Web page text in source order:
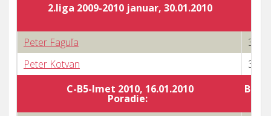
2.liga 2009-2010 januar, 30.01.2010
Peter Faguľa
3 : 0
Peter Kotvan
3 : 0
C-B5-Imet 2010, 16.01.2010
Poradie: